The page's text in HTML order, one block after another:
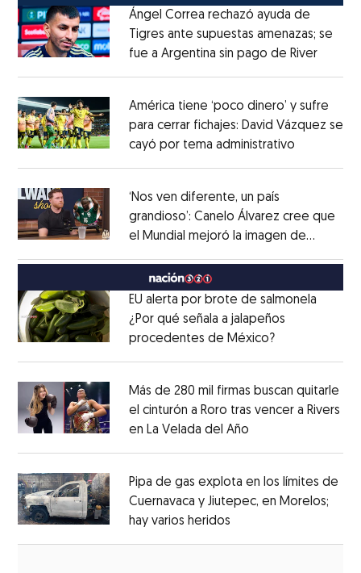
Ángel Correa rechazó ayuda de
Tigres ante supuestas amenazas; se
fue a Argentina sin pago de RiverOpens
América tiene ‘poco dinero’ y sufre
para cerrar fichajes: David Vázquez se
cayó por tema administrativo
‘Nos ven diferente, un país
grandioso’: Canelo Álvarez cree que
el Mundial mejoró la imagen de
MéxicoOpens in new window
EU alerta por brote de salmonela
¿Por qué señala a jalapeños
procedentes de México?Opens in new
Más de 280 mil firmas buscan quitarle
el cinturón a Roro tras vencer a Rivers
en La Velada del Año
Pipa de gas explota en los límites de
Cuernavaca y Jiutepec, en Morelos;
hay varios heridos